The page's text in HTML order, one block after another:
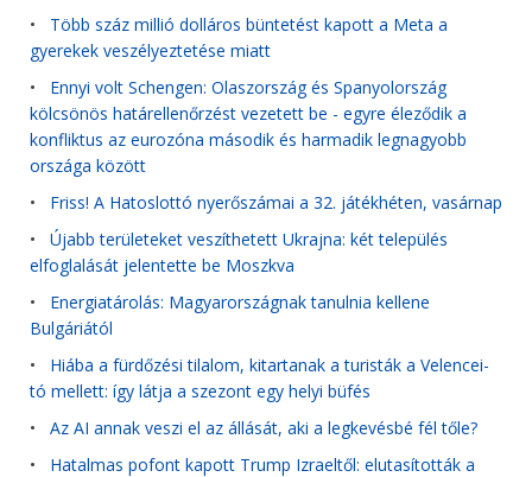
• Több száz millió dolláros büntetést kapott a Meta a
gyerekek veszélyeztetése miatt
• Ennyi volt Schengen: Olaszország és Spanyolország
kölcsönös határellenőrzést vezetett be - egyre éleződik a
konfliktus az eurozóna második és harmadik legnagyobb
országa között
• Friss! A Hatoslottó nyerőszámai a 32. játékhéten, vasárnap
• Újabb területeket veszíthetett Ukrajna: két település
elfoglalását jelentette be Moszkva
• Energiatárolás: Magyarországnak tanulnia kellene
Bulgáriától
• Hiába a fürdőzési tilalom, kitartanak a turisták a Velencei-
tó mellett: így látja a szezont egy helyi büfés
• Az AI annak veszi el az állását, aki a legkevésbé fél tőle?
• Hatalmas pofont kapott Trump Izraeltől: elutasították a